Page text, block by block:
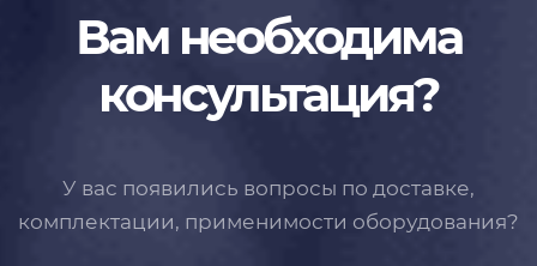
Вам необходима
консультация?
У вас появились вопросы по доставке,
комплектации, применимости оборудования?